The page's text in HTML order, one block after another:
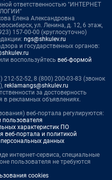
ответственностью "ИНТЕРНЕТ
Елена Александровна
ул. Ленина, д. 12, 6 этаж,
157-00-00 (круглосуточно)
ngs@shkulev.ru
и государственных органов:
воспользуйтесь веб-формой
52-52, 8 (800) 200-03-83 (звонок
reklamangs@shkulev.ru
за достоверность
рекламных объявлениях.
веб-портала регулируются:
пользователя
характеристик ПО
веб-портала и политикой
данных
интернет-сервиса, специальные
пользователя не требуются
cookies